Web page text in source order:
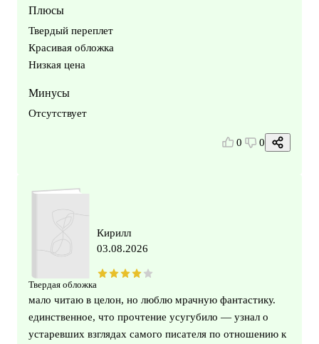
Плюсы
Твердый переплет
Красивая обложка
Низкая цена
Минусы
Отсутствует
0 0
Твердая обложка
Кирилл
03.08.2026
мало читаю в целон, но люблю мрачную фантастику.
единственное, что прочтение усугубило — узнал о
устаревших взглядах самого писателя по отношению к